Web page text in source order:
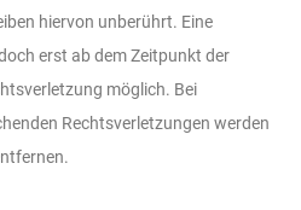
hiervon unberührt. Eine
erst ab dem Zeitpunkt der
möglich. Bei
Rechtsverletzungen werden